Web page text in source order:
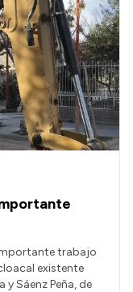
trabajo
existente
y Sáenz Peña, de